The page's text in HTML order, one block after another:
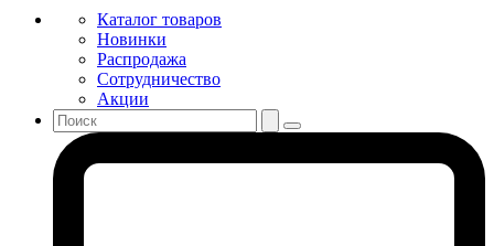
Каталог товаров
Новинки
Распродажа
Сотрудничество
Акции